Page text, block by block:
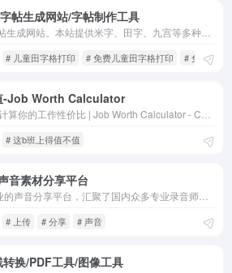
帖生成网站/字帖制作工具
# 儿童田字格打印 # 免费儿童田字格打印 # 免费字帖
-Job Worth Calculator
# 这b班上得值不值
音素材分享平台
# 上传 # 分享 # 声音
换/PDF工具/图像工具